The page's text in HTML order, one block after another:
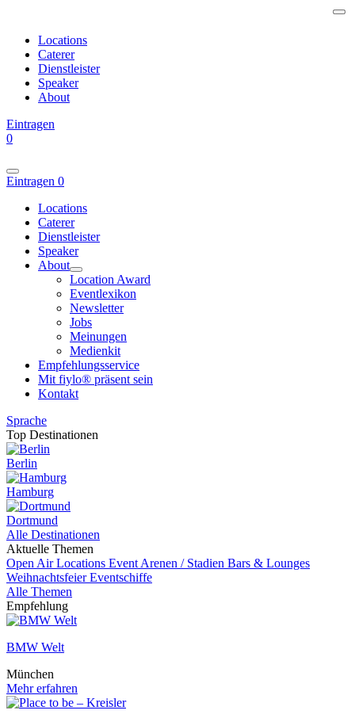
Locations
Caterer
Dienstleister
Speaker
About
Eintragen
0
Eintragen 0
Locations
Caterer
Dienstleister
Speaker
About
Location Award
Eventlexikon
Newsletter
Jobs
Meinungen
Medienkit
Empfehlungsservice
Mit fiylo® präsent sein
Kontakt
Sprache
Top Destinationen
Berlin
Hamburg
Dortmund
Alle Destinationen
Aktuelle Themen
Open Air Locations Event Arenen / Stadien Bars & Lounges
WeihnachtsfeierEventschiffe
Alle Themen
Empfehlung
BMW Welt
München
Mehr erfahren